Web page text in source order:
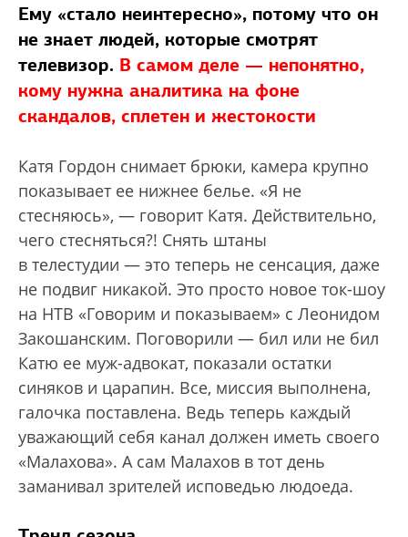
Ему «стало неинтересно», потому что он
не знает людей, которые смотрят
телевизор. В самом деле — непонятно,
кому нужна аналитика на фоне
скандалов, сплетен и жестокости
Катя Гордон снимает брюки, камера крупно
показывает ее нижнее белье. «Я не
стесняюсь», — говорит Катя. Действительно,
чего стесняться?! Снять штаны
в телестудии — это теперь не сенсация, даже
не подвиг никакой. Это просто новое ток-шоу
на НТВ «Говорим и показываем» с Леонидом
Закошанским. Поговорили — бил или не бил
Катю ее муж-адвокат, показали остатки
синяков и царапин. Все, миссия выполнена,
галочка поставлена. Ведь теперь каждый
уважающий себя канал должен иметь своего
«Малахова». А сам Малахов в тот день
заманивал зрителей исповедью людоеда.